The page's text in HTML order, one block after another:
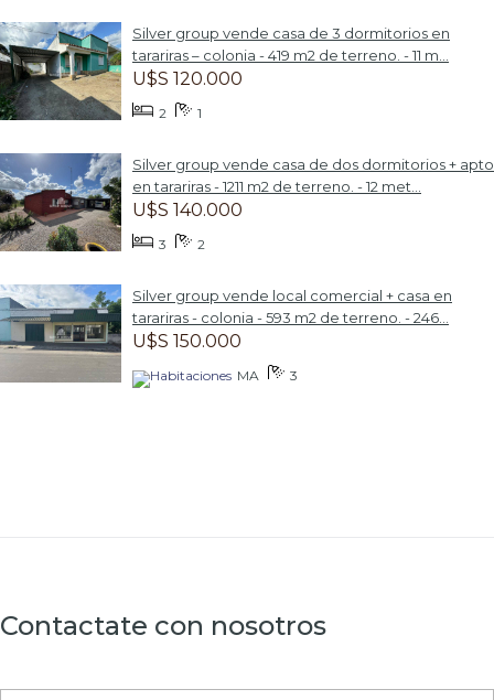
Silver group vende casa de 3 dormitorios en
tarariras – colonia - 419 m2 de terreno. - 11 m...
U$S 120.000
2 1
Silver group vende casa de dos dormitorios + apto
en tarariras - 1211 m2 de terreno. - 12 met...
U$S 140.000
3 2
Silver group vende local comercial + casa en
tarariras - colonia - 593 m2 de terreno. - 246...
U$S 150.000
MA 3
Contactate con nosotros